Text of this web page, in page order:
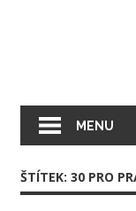
MENU
ŠTÍTEK: 30 PRO